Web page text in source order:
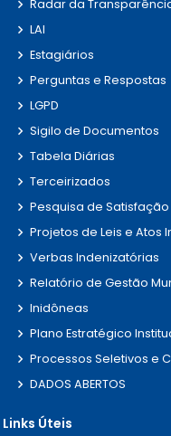
Radar da
LAI
Estagiários
Perguntas e Respostas
LGPD
Sigilo de Documentos
Tabela Diárias
Terceirizados
Pesquisa de Satisfação
Projetos de Leis e Atos
Verbas Indenizatórias
Relatório de Gestão
Inidôneas
Plano Estratégico
Processos Seletivos e
DADOS ABERTOS
Links Úteis